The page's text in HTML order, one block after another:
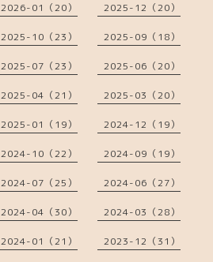
2026-01（20） 2025-12（20）
2025-10（23） 2025-09（18）
2025-07（23） 2025-06（20）
2025-04（21） 2025-03（20）
2025-01（19） 2024-12（19）
2024-10（22） 2024-09（19）
2024-07（25） 2024-06（27）
2024-04（30） 2024-03（28）
2024-01（21） 2023-12（31）